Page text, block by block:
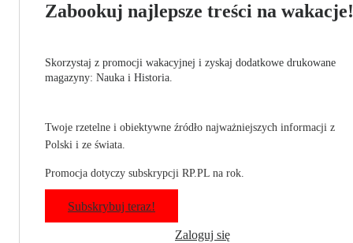
Zabookuj najlepsze treści na wakacje!
Skorzystaj z promocji wakacyjnej i zyskaj dodatkowe drukowane
magazyny: Nauka i Historia.
Twoje rzetelne i obiektywne źródło najważniejszych informacji z
Polski i ze świata.
Promocja dotyczy subskrypcji RP.PL na rok.
Subskrybuj teraz!
Zaloguj się